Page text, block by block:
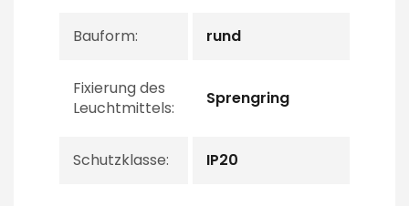
Bauform: rund
Fixierung des
Leuchtmittels:
Sprengring
Schutzklasse: IP20